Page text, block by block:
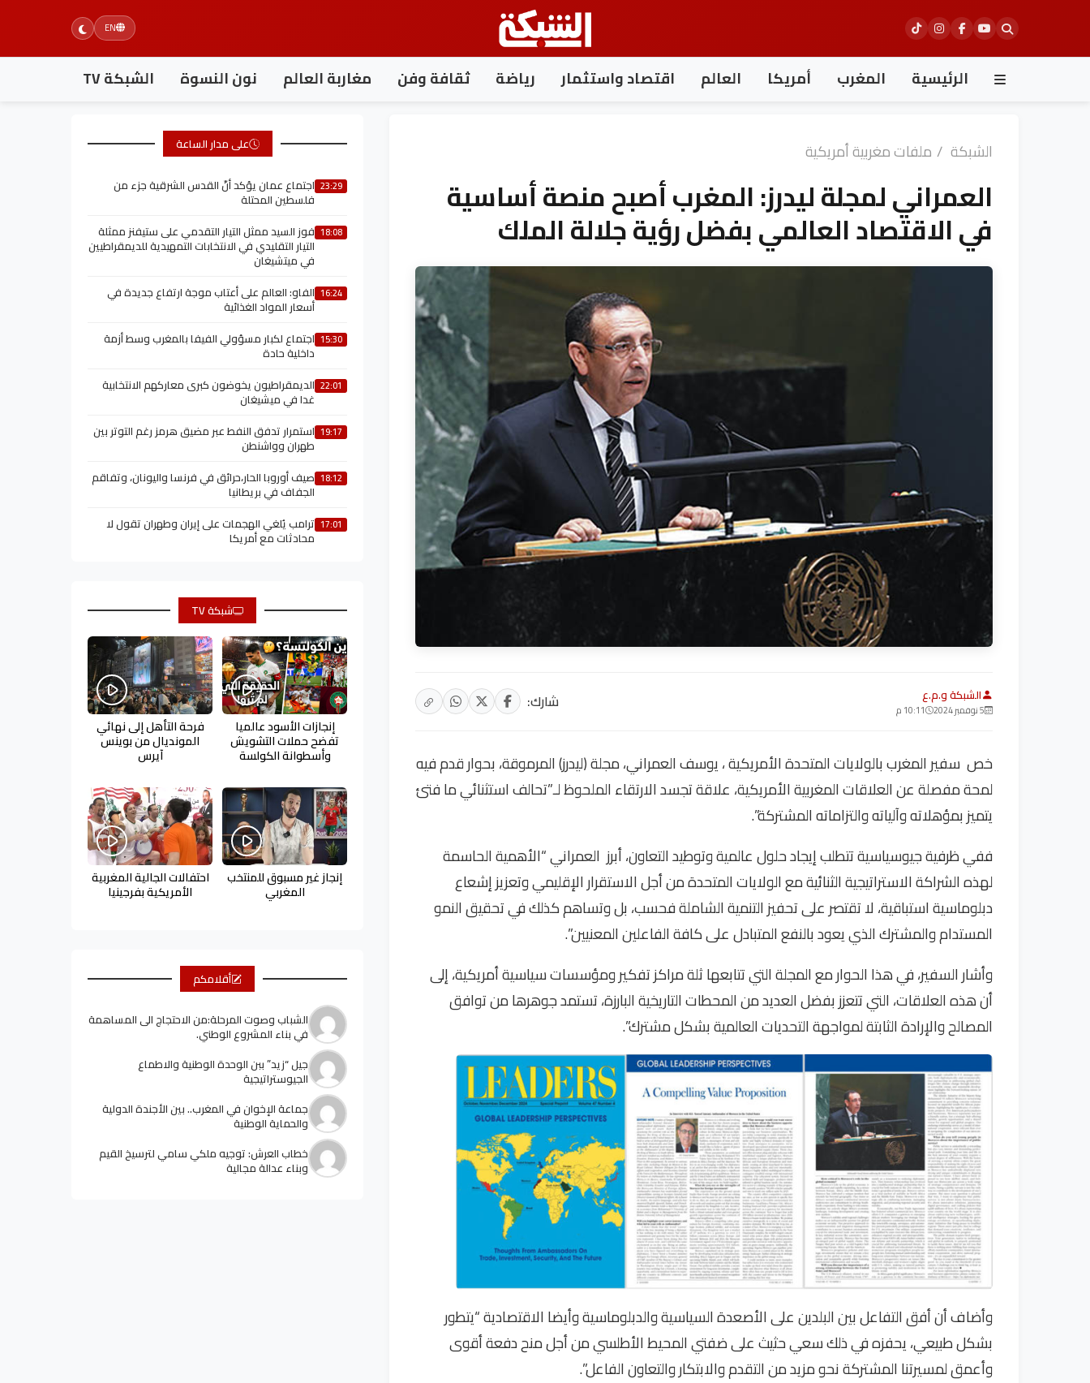
EN
الرئيسية المغرب أمريكا العالم اقتصاد واستثمار رياضة ثقافة وفن مغاربة العالم نون النسوة الشبكة TV
الشبكة / ملفات مغربية أمريكية
العمراني لمجلة ليدرز: المغرب أصبح منصة أساسية
في الاقتصاد العالمي بفضل رؤية جلالة الملك
الشبكة و.م.ع
5 نوفمبر 2024 10:11 م شارك:
خص سفير المغرب بالولايات المتحدة الأمريكية ، يوسف العمراني، مجلة (ليدرز) المرموقة، بحوار قدم فيه
لمحة مفصلة عن العلاقات المغربية الأمريكية، علاقة تجسد الارتقاء الملحوظ لـ”تحالف استثنائي ما فتئ
يتميز بمؤهلاته وآلياته والتزاماته المشتركة”.
ففي ظرفية جيوسياسية تتطلب إيجاد حلول عالمية وتوطيد التعاون، أبرز العمراني “الأهمية الحاسمة
لهذه الشراكة الاستراتيجية الثنائية مع الولايات المتحدة من أجل الاستقرار الإقليمي وتعزيز إشعاع
دبلوماسية استباقية، لا تقتصر على تحفيز التنمية الشاملة فحسب، بل وتساهم كذلك في تحقيق النمو
المستدام والمشترك الذي يعود بالنفع المتبادل على كافة الفاعلين المعنيين”.
وأشار السفير، في هذا الحوار مع المجلة التي تتابعها ثلة مراكز تفكير ومؤسسات سياسية أمريكية، إلى
أن هذه العلاقات، التي تتعزز بفضل العديد من المحطات التاريخية البارزة، تستمد جوهرها من توافق
المصالح والإرادة الثابتة لمواجهة التحديات العالمية بشكل مشترك”.
وأضاف أن أفق التفاعل بين البلدين على الأصعدة السياسية والدبلوماسية وأيضا الاقتصادية “يتطور
بشكل طبيعي، يحفزه في ذلك سعي حثيث على ضفتي المحيط الأطلسي من أجل منح دفعة أقوى
وأعمق لمسيرتنا المشتركة نحو مزيد من التقدم والابتكار والتعاون الفاعل”.
على مدار الساعة
23:29 اجتماع عمان يؤكد أنّ القدس الشرقية جزء من
فلسطين المحتلة
18:08 فوز السيد ممثل التيار التقدمي على ستيفنز ممثلة
التيار التقليدي في الانتخابات التمهيدية للديمقراطيين
في ميتشيغان
16:24 الفاو: العالم على أعتاب موجة ارتفاع جديدة في
أسعار المواد الغذائية
15:30 اجتماع لكبار مسؤولي الفيفا بالمغرب وسط أزمة
داخلية حادة
22:01 الديمقراطيون يخوضون كبرى معاركهم الانتخابية
غدا في ميشيغان
19:17 استمرار تدفق النفط عبر مضيق هرمز رغم التوتر بين
طهران وواشنطن
18:12 صيف أوروبا الحار،حرائق في فرنسا واليونان، وتفاقم
الجفاف في بريطانيا
17:01 ترامب يُلغي الهجمات على إيران وطهران تقول لا
محادثات مع أمريكا
شبكة TV
إنجازات الأسود عالميا
تفضح حملات التشويش
وأسطوانة الكولسة
فرحة التأهل إلى نهائي
المونديال من بوينس
آيرس
إنجاز غير مسبوق للمنتخب
المغربي
احتفالات الجالية المغربية
الأمريكية بفرجينيا
أقلامكم
الشباب وصوت المرحلة:من الاحتجاج الى المساهمة
في بناء المشروع الوطني.
جيل “زيد” ببن الوحدة الوطنية والاطماع
الجيوستراتيجية
جماعة الإخوان في المغرب.. بين الأجندة الدولية
والحماية الوطنية
خطاب العرش: توجيه ملكي سامي لترسيخ القيم
وبناء عدالة مجالية